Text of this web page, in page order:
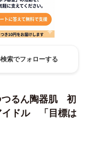
索でフォローする
つるん陶器肌 初
イドル 「目標は